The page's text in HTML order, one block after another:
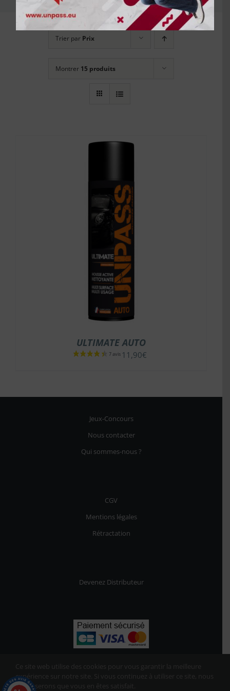
Trier par Prix
Montrer 15 produits
ULTIMATE AUTO
11,90€
Jeux-Concours
Nous contacter
Qui sommes-nous ?
CGV
Mentions légales
Rétractation
Devenez Distributeur
Ce site web utilise des cookies pour vous garantir la meilleure
expérience sur notre site. Si vous continuez à utiliser ce site, nous
supposerons que vous en êtes satisfait.